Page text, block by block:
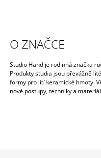
O ZNAČCE
Studio Hand je rodinná značka
Produkty studia jsou převážně
formy pro lití keramické hmoty.
nové postupy, techniky a